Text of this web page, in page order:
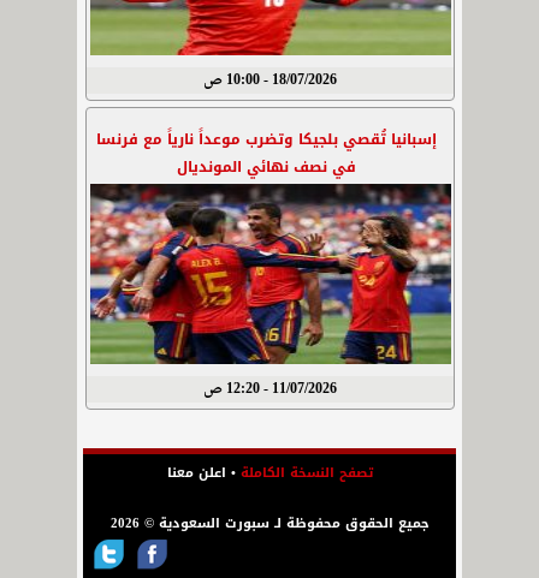
18/07/2026 - 10:00 ص
إسبانيا تُقصي بلجيكا وتضرب موعداً نارياً مع فرنسا
في نصف نهائي المونديال
11/07/2026 - 12:20 ص
تصفح النسخة الكاملة• اعلن معنا
جميع الحقوق محفوظة لـ سبورت السعودية © 2026